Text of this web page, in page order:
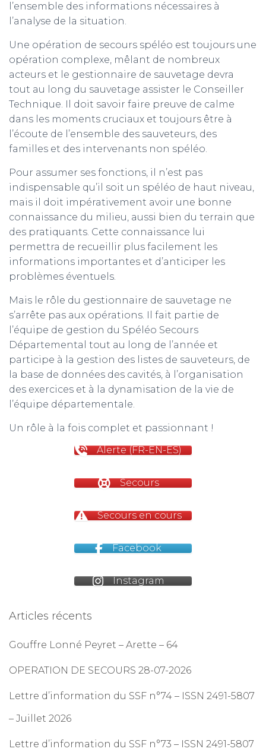
l’ensemble des informations nécessaires à
l’analyse de la situation.
Une opération de secours spéléo est toujours une
opération complexe, mêlant de nombreux
acteurs et le gestionnaire de sauvetage devra
tout au long du sauvetage assister le Conseiller
Technique. Il doit savoir faire preuve de calme
dans les moments cruciaux et toujours être à
l’écoute de l’ensemble des sauveteurs, des
familles et des intervenants non spéléo.
Pour assumer ses fonctions, il n’est pas
indispensable qu’il soit un spéléo de haut niveau,
mais il doit impérativement avoir une bonne
connaissance du milieu, aussi bien du terrain que
des pratiquants. Cette connaissance lui
permettra de recueillir plus facilement les
informations importantes et d’anticiper les
problèmes éventuels.
Mais le rôle du gestionnaire de sauvetage ne
s’arrête pas aux opérations. Il fait partie de
l’équipe de gestion du Spéléo Secours
Départemental tout au long de l’année et
participe à la gestion des listes de sauveteurs, de
la base de données des cavités, à l’organisation
des exercices et à la dynamisation de la vie de
l’équipe départementale.
Un rôle à la fois complet et passionnant !
Alerte (FR-EN-ES)
Secours
Secours en cours
Facebook
Instagram
Articles récents
Gouffre Lonné Peyret – Arette – 64
OPERATION DE SECOURS 28-07-2026
Lettre d’information du SSF n°74 – ISSN 2491-5807
– Juillet 2026
Lettre d’information du SSF n°73 – ISSN 2491-5807